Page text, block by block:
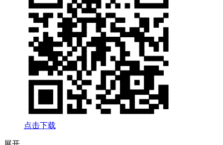
点击下载